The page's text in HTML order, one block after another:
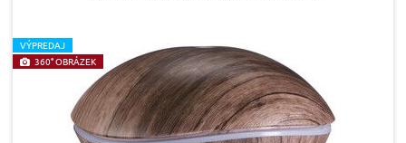
VÝPREDAJ
360° OBRÁZEK